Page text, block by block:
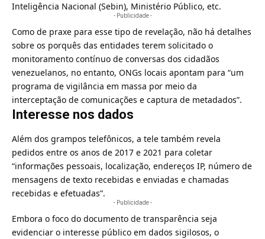
Inteligência Nacional (Sebin), Ministério Público, etc.
- Publicidade -
Como de praxe para esse tipo de revelação, não há detalhes
sobre os porquês das entidades terem solicitado o
monitoramento contínuo de conversas dos cidadãos
venezuelanos, no entanto, ONGs locais apontam para “um
programa de vigilância em massa por meio da
interceptação de comunicações e captura de metadados”.
Interesse nos dados
Além dos grampos telefônicos, a tele também revela
pedidos entre os anos de 2017 e 2021 para coletar
“informações pessoais, localização, endereços IP, número de
mensagens de texto recebidas e enviadas e chamadas
recebidas e efetuadas”.
- Publicidade -
Embora o foco do documento de transparência seja
evidenciar o interesse público em dados sigilosos, o